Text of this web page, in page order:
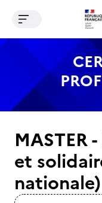
ContenuOuvrir le menu
MASTER
et
nationale)